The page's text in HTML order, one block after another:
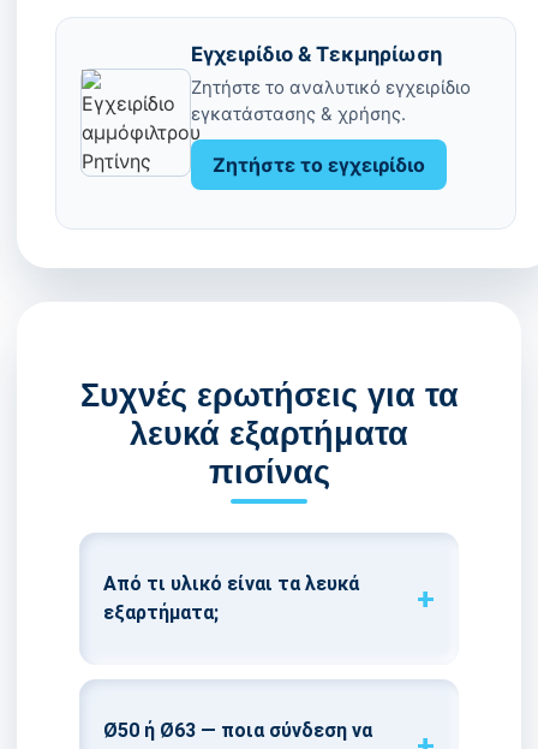
Εγχειρίδιο & Τεκμηρίωση
Ζητήστε το αναλυτικό εγχειρίδιο
εγκατάστασης & χρήσης.
Ζητήστε το εγχειρίδιο
Συχνές ερωτήσεις για τα
λευκά εξαρτήματα
πισίνας
Από τι υλικό είναι τα λευκά
εξαρτήματα;
Ø50 ή Ø63 — ποια σύνδεση να